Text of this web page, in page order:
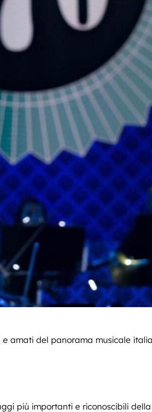
amati del panorama musicale
più importanti e riconoscibili